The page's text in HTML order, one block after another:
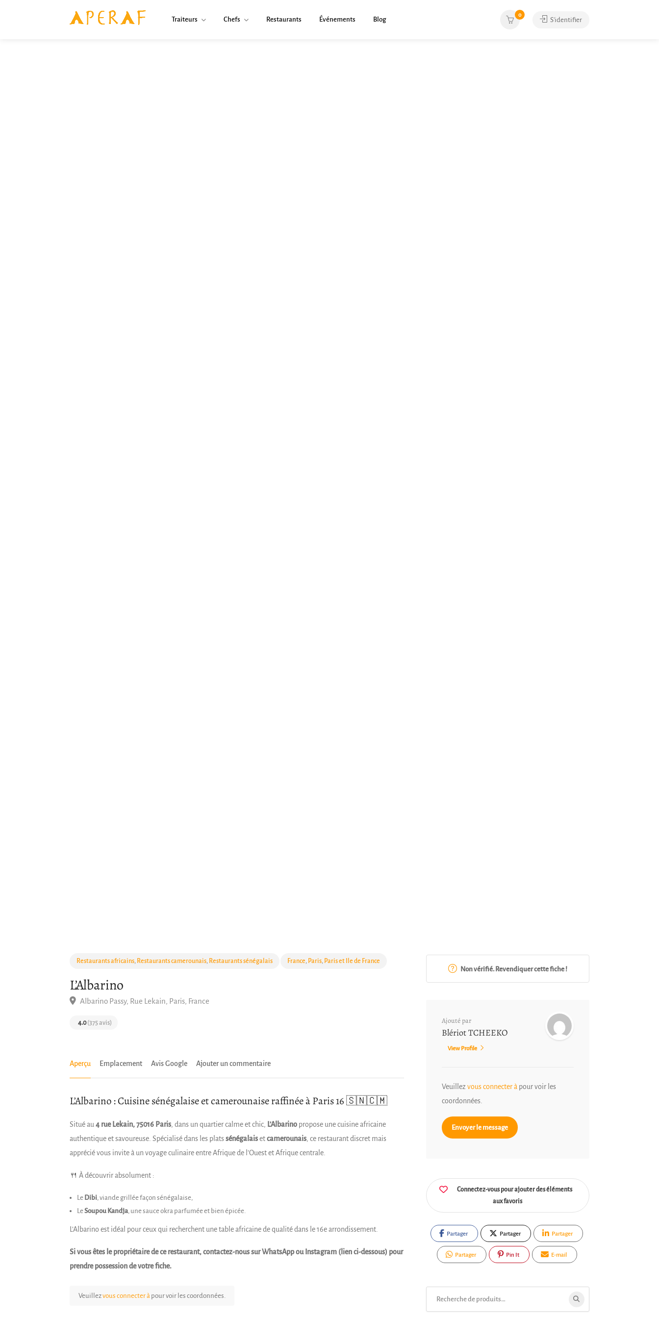
Traiteurs Chefs Restaurants Événements Blog
0
S'identifier
Restaurants africains, Restaurants camerounais, Restaurants sénégalais France, Paris, Paris et Ile de France
L’Albarino
Albarino Passy, Rue Lekain, Paris, France
4.0(375 avis)
Aperçu Emplacement Avis Google Ajouter un commentaire
L’Albarino : Cuisine sénégalaise et camerounaise raffinée à Paris 16 🇸🇳🇨🇲
Situé au 4 rue Lekain, 75016 Paris , dans un quartier calme et chic, L’Albarino propose une cuisine africaine
authentique et savoureuse. Spécialisé dans les platssénégalaisetcamerounais , ce restaurant discret mais
apprécié vous invite à un voyage culinaire entre Afrique de l’Ouest et Afrique centrale.
🍴 À découvrir absolument :
Le Dibi, viande grillée façon sénégalaise,
LeSoupou Kandja, une sauce okra parfumée et bien épicée.
L’Albarino est idéal pour ceux qui recherchent une table africaine de qualité dans le 16e arrondissement.
Si vous êtes le propriétaire de ce restaurant, contactez-nous sur WhatsApp ou Instagram (lien ci-dessous) pour
prendre possession de votre fiche.
Veuillezvous connecter à pour voir les coordonnées.
Non vérifié. Revendiquer cette fiche !
Ajouté par
Blériot TCHEEKO
View Profile
Veuillez vous connecter à pour voir les
coordonnées.
Envoyer le message
Connectez-vous pour ajouter des éléments
aux favoris
Partager Partager Partager
Partager Pin It E-mail